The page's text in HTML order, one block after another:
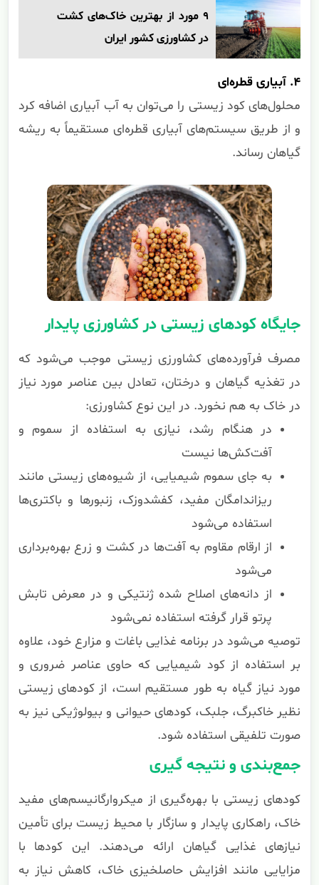
۹ مورد از بهترین خاک‌های کشت
در کشاورزی کشور ایران
۴. آبیاری قطره‌ای
محلول‌های کود زیستی را می‌توان به آب آبیاری اضافه کرد
و از طریق سیستم‌های آبیاری قطره‌ای مستقیماً به ریشه
گیاهان رساند.
جایگاه کودهای زیستی در کشاورزی پایدار
مصرف فرآورده‌های کشاورزی زیستی موجب می‌شود که
در تغذیه گیاهان و درختان، تعادل بین عناصر مورد نیاز
در خاک به هم نخورد. در این نوع کشاورزی:
در هنگام رشد، نیازی به استفاده از سموم و
آفت‌کش‌ها نیست
به جای سموم شیمیایی، از شیوه‌های زیستی مانند
ریزاندامگان مفید، کفشدوزک، زنبورها و باکتری‌ها
استفاده می‌شود
از ارقام مقاوم به آفت‌ها در کشت و زرع بهره‌برداری
می‌شود
از دانه‌های اصلاح شده ژنتیکی و در معرض تابش
پرتو قرار گرفته استفاده نمی‌شود
توصیه می‌شود در برنامه غذایی باغات و مزارع خود، علاوه
بر استفاده از کود شیمیایی که حاوی عناصر ضروری و
مورد نیاز گیاه به طور مستقیم است، از کودهای زیستی
نظیر خاکبرگ، جلبک، کودهای حیوانی و بیولوژیکی نیز به
صورت تلفیقی استفاده شود.
جمع‌بندی و نتیجه گیری
کودهای زیستی با بهره‌گیری از میکروارگانیسم‌های مفید
خاک، راهکاری پایدار و سازگار با محیط زیست برای تأمین
نیازهای غذایی گیاهان ارائه می‌دهند. این کودها با
مزایایی مانند افزایش حاصلخیزی خاک، کاهش نیاز به